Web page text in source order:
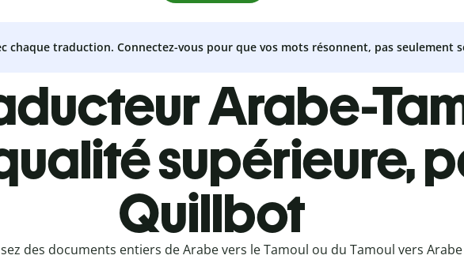
chaque traduction. Connectez-vous pour que vos mots résonnent, pas seulement
Arabe-
supérieure,
Quillbot
des documents entiers de Arabe vers le Tamoul ou du Tamoul vers Arabe